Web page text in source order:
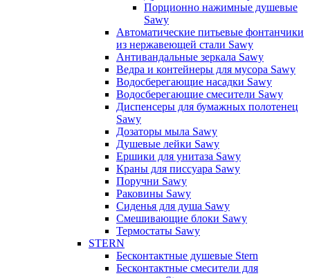
Порционно нажимные душевые
Sawy
Автоматические питьевые фонтанчики
из нержавеющей стали Sawy
Антивандальные зеркала Sawy
Ведра и контейнеры для мусора Sawy
Водосберегающие насадки Sawy
Водосберегающие смесители Sawy
Диспенсеры для бумажных полотенец
Sawy
Дозаторы мыла Sawy
Душевые лейки Sawy
Ершики для унитаза Sawy
Краны для писсуара Sawy
Поручни Sawy
Раковины Sawy
Сиденья для душа Sawy
Смешивающие блоки Sawy
Термостаты Sawy
STERN
Бесконтактные душевые Stern
Бесконтактные смесители для